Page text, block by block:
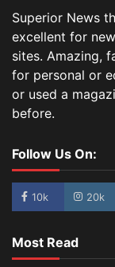
Superior News
excellent for
sites. Amazing,
for personal or
or used a
before.
Follow Us On:
10k 20k
Most Read